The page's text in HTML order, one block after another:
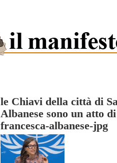
le Chiavi della città di
Albanese sono un atto
francesca-albanese-jpg